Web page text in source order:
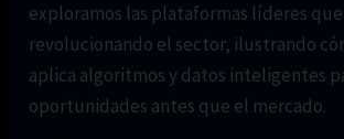
exploramos las plataformas líderes
revolucionando el sector, ilustrando
aplica algoritmos y datos inteligentes
oportunidades antes que el mercado.